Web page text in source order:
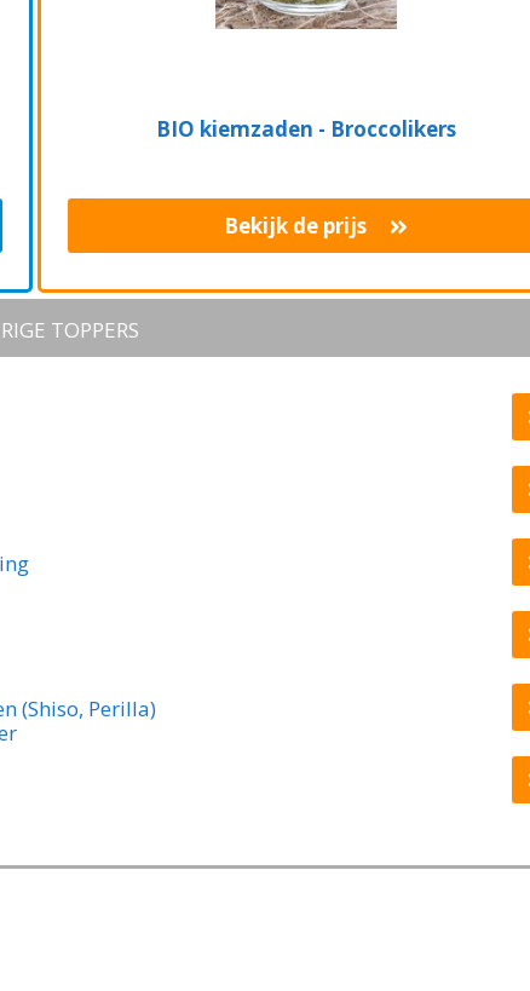
BIO kiemzaden - Broccolikers
Bekijk de prijs
TOPPERS
(Shiso, Perilla)